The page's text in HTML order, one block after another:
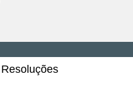
Resoluções